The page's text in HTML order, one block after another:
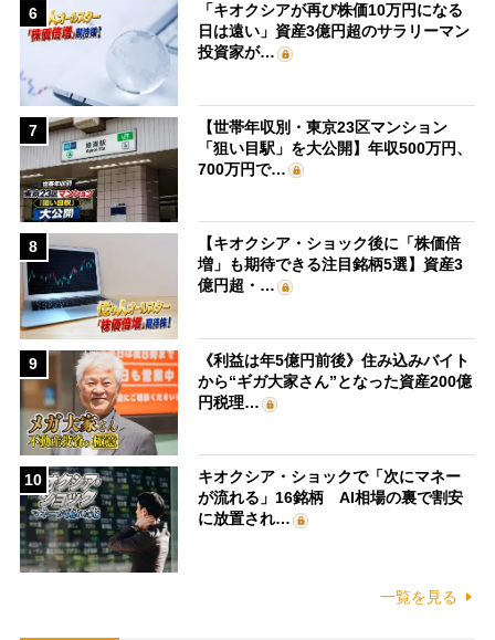
6
「キオクシアが再び株価10万円になる
日は遠い」資産3億円超のサラリーマン
投資家が…
7
【世帯年収別・東京23区マンション
「狙い目駅」を大公開】年収500万円、
700万円で…
8
【キオクシア・ショック後に「株価倍
増」も期待できる注目銘柄5選】資産3
億円超・…
9
《利益は年5億円前後》住み込みバイト
から“ギガ大家さん”となった資産200億
円税理…
10
キオクシア・ショックで「次にマネー
が流れる」16銘柄 AI相場の裏で割安
に放置され…
一覧を見る